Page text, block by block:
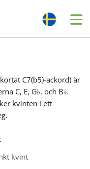
C7(b5)-ackord) är
C, E, G♭, och B♭.
kvinten i ett
kvint